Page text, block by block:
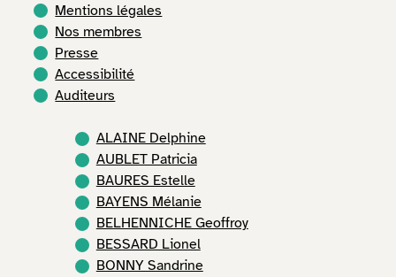
Mentions légales
Nos membres
Presse
Accessibilité
Auditeurs
ALAINE Delphine
AUBLET Patricia
BAURES Estelle
BAYENS Mélanie
BELHENNICHE Geoffroy
BESSARD Lionel
BONNY Sandrine